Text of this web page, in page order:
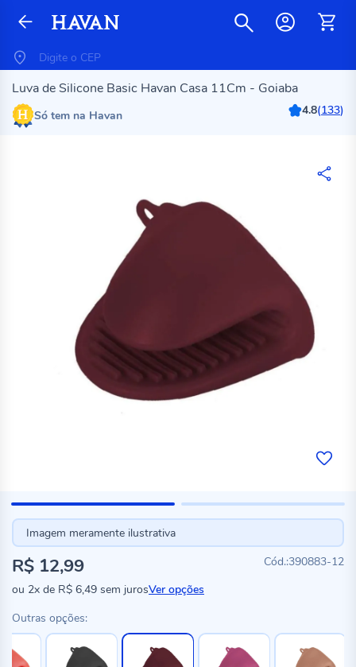
Luva de Silicone Basic Havan Casa 11Cm - Goiaba
Só tem na Havan 4.8(133)
Imagem meramente ilustrativa
390883-12
R$ 12,99
ou 2x de R$ 6,49 sem jurosVer opções
Outras opções: